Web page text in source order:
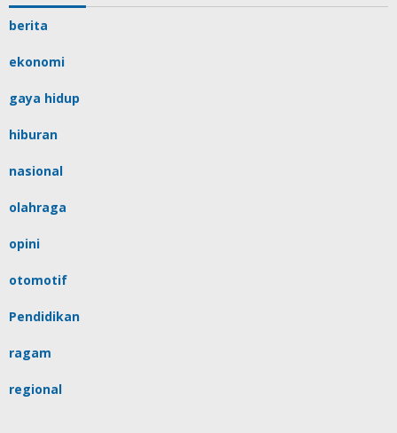
berita
ekonomi
gaya hidup
hiburan
nasional
olahraga
opini
otomotif
Pendidikan
ragam
regional